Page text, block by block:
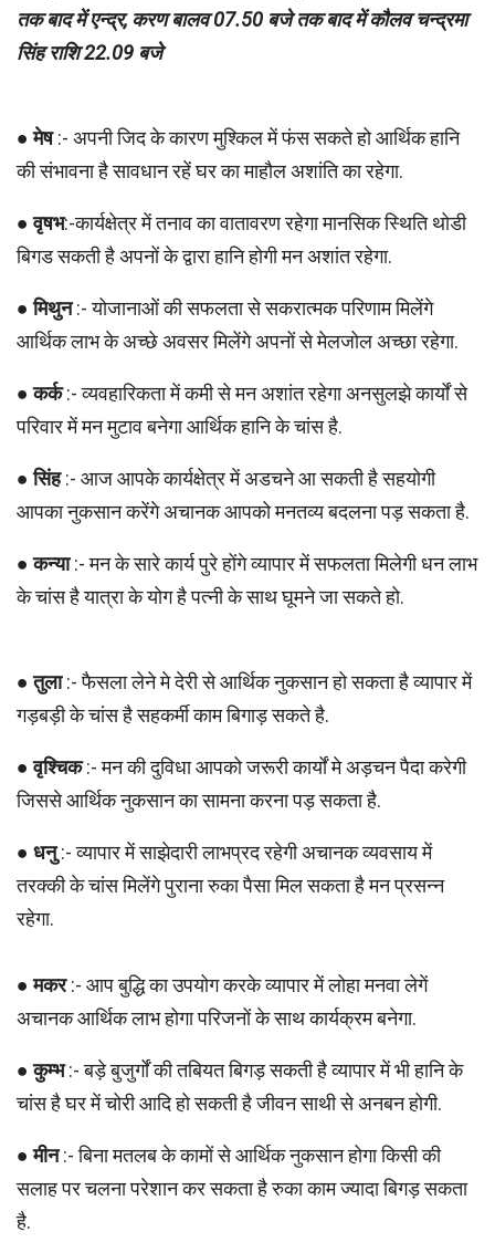
तक बाद में एन्द्र, करण बालव 07.50 बजे तक बाद में कौलव चन्द्रमा
सिंह राशि 22.09 बजे
●मेष:- अपनी जिद के कारण मुश्किल में फंस सकते हो आर्थिक हानि
की संभावना है सावधान रहें घर का माहौल अशांति का रहेगा.
●वृषभ:-कार्यक्षेत्र में तनाव का वातावरण रहेगा मानसिक स्थिति थोडी
बिगड सकती है अपनों के द्वारा हानि होगी मन अशांत रहेगा.
●मिथुन:- योजानाओं की सफलता से सकरात्मक परिणाम मिलेंगे
आर्थिक लाभ के अच्छे अवसर मिलेंगे अपनों से मेलजोल अच्छा रहेगा.
●कर्क:- व्यवहारिकता में कमी से मन अशांत रहेगा अनसुलझे कार्यों से
परिवार में मन मुटाव बनेगा आर्थिक हानि के चांस है.
●सिंह:- आज आपके कार्यक्षेत्र में अडचने आ सकती है सहयोगी
आपका नुकसान करेंगे अचानक आपको मनतव्य बदलना पड़ सकता है.
●कन्या:- मन के सारे कार्य पुरे होंगे व्यापार में सफलता मिलेगी धन लाभ
के चांस है यात्रा के योग है पत्नी के साथ घूमने जा सकते हो.
●तुला:- फैसला लेने मे देरी से आर्थिक नुकसान हो सकता है व्यापार में
गड़बड़ी के चांस है सहकर्मी काम बिगाड़ सकते है.
●वृश्चिक:- मन की दुविधा आपको जरूरी कार्यों मे अड़चन पैदा करेगी
जिससे आर्थिक नुकसान का सामना करना पड़ सकता है.
● धनु:- व्यापार में साझेदारी लाभप्रद रहेगी अचानक व्यवसाय में
तरक्की के चांस मिलेंगे पुराना रुका पैसा मिल सकता है मन प्रसन्न
रहेगा.
●मकर:- आप बुद्धि का उपयोग करके व्यापार में लोहा मनवा लेगें
अचानक आर्थिक लाभ होगा परिजनों के साथ कार्यक्रम बनेगा.
●कुम्भ:- बड़े बुजुर्गों की तबियत बिगड़ सकती है व्यापार में भी हानि के
चांस है घर में चोरी आदि हो सकती है जीवन साथी से अनबन होगी.
●मीन:- बिना मतलब के कामों से आर्थिक नुकसान होगा किसी की
सलाह पर चलना परेशान कर सकता है रुका काम ज्यादा बिगड़ सकता
है.